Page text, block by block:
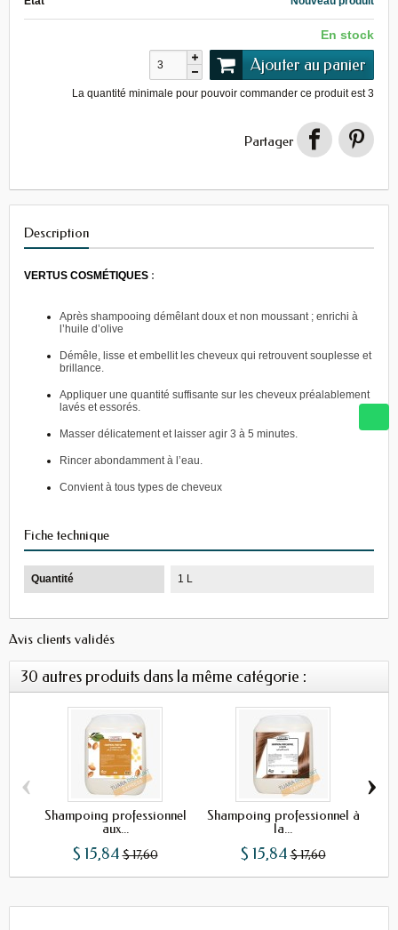
En stock
Ajouter au panier
La quantité minimale pour pouvoir commander ce produit est3
Partager
Description
VERTUS COSMÉTIQUES :
Après shampooing démêlant doux et non moussant ; enrichi à
l’huile d’olive
Démêle, lisse et embellit les cheveux qui retrouvent souplesse et
brillance.
Appliquer une quantité suffisante sur les cheveux préalablement
lavés et essorés.
Masser délicatement et laisser agir 3 à 5 minutes.
Rincer abondamment à l’eau.
Convient à tous types de cheveux
Fiche technique
Quantité 1 L
Avis clients validés
30 autres produits dans la même catégorie :
Shampoing professionnel
aux...
$ 15,84 $ 17,60
Shampoing professionnel à
la...
$ 15,84 $ 17,60
‹ ›